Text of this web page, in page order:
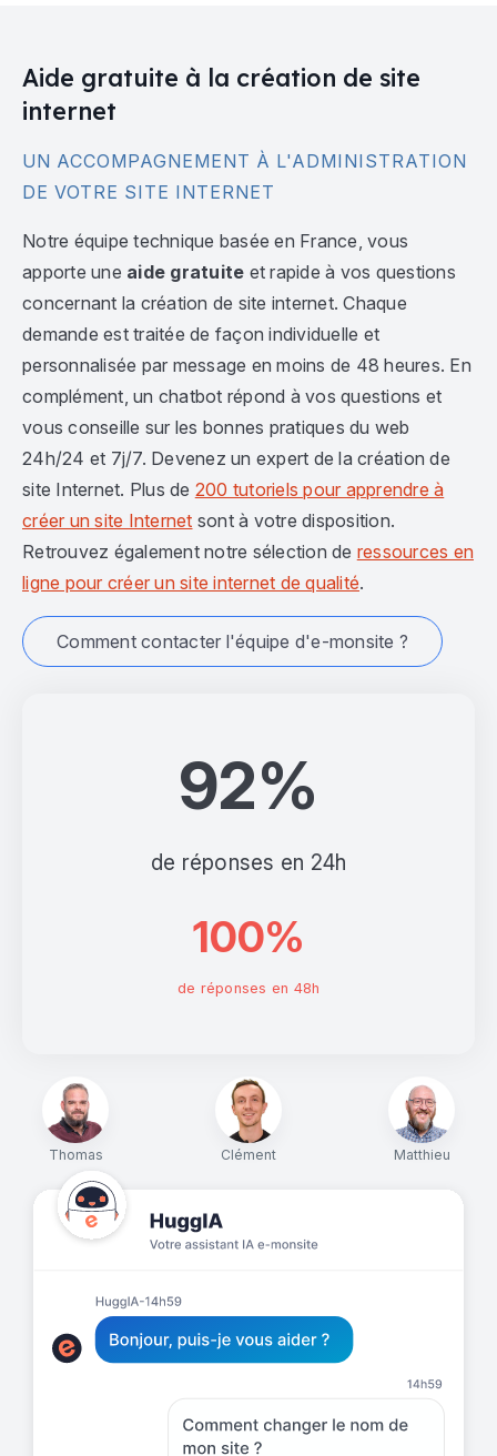
Thomas Clément Matthieu
92%
de réponses en 24h
100%
de réponses en 48h
Aide gratuite à la création de site
internet
UN ACCOMPAGNEMENT À L'ADMINISTRATION
DE VOTRE SITE INTERNET
Notre équipe technique basée en France, vous
apporte une aide gratuite et rapide à vos questions
concernant la création de site internet. Chaque
demande est traitée de façon individuelle et
personnalisée par message en moins de 48 heures. En
complément, un chatbot répond à vos questions et
vous conseille sur les bonnes pratiques du web
24h/24 et 7j/7. Devenez un expert de la création de
site Internet. Plus de 200 tutoriels pour apprendre à
créer un site Internet sont à votre disposition.
Retrouvez également notre sélection de ressources en
ligne pour créer un site internet de qualité.
Comment contacter l'équipe d'e-monsite ?